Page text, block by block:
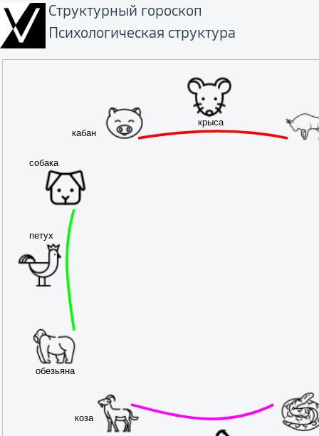
Структурный гороскоп
психологическая структура